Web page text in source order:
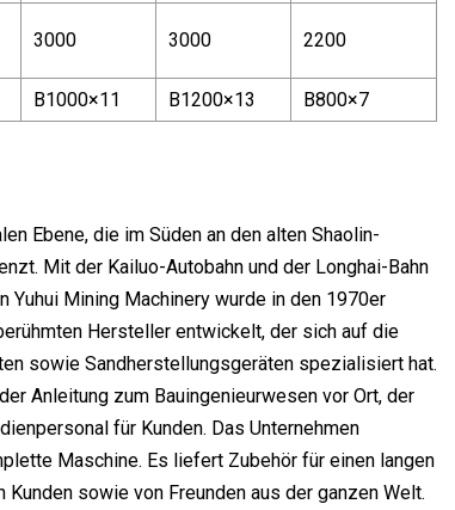
3000 3000 2200
B1000×11 B1200×13 B800×7
Ebene, die im Süden an den alten Shaolin-
Mit der Kailuo-Autobahn und der Longhai-Bahn
Yuhui Mining Machinery wurde in den 1970er
Hersteller entwickelt, der sich auf die
sowie Sandherstellungsgeräten spezialisiert hat.
Anleitung zum Bauingenieurwesen vor Ort, der
für Kunden. Das Unternehmen
Maschine. Es liefert Zubehör für einen langen
sowie von Freunden aus der ganzen Welt.